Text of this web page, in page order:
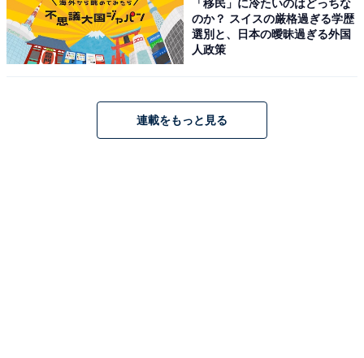
「移民」に冷たいのはどっちな
のか？ スイスの厳格過ぎる学歴
選別と、日本の曖昧過ぎる外国
人政策
連載をもっと見る